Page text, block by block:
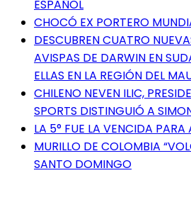
ESPAÑOL
CHOCÓ EX PORTERO
DESCUBREN CUATRO
AVISPAS DE DARWIN EN
ELLAS EN LA REGIÓN DEL
CHILENO NEVEN ILIC,
SPORTS DISTINGUIÓ A
LA 5° FUE LA VENCIDA PARA
MURILLO DE COLOMBIA
SANTO DOMINGO